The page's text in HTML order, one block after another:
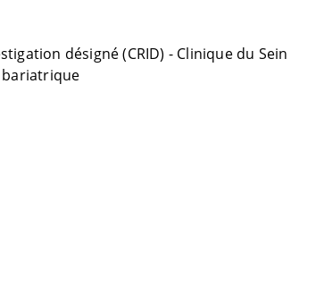
désigné (CRID) - Clinique du Sein
bariatrique